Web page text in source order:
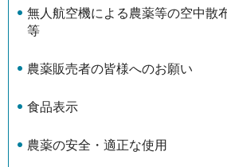
無人航空機による農薬等の空中散
等
農薬販売者の皆様へのお願い
食品表示
農薬の安全・適正な使用